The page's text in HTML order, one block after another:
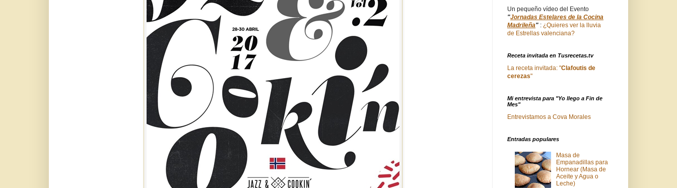
Un pequeño vídeo del Evento
"Jornadas Estelares de la Cocina
Madrileña" : ¿Quieres ver la lluvia
de Estrellas valenciana?
Receta invitada en Tusrecetas.tv
La receta invitada: "Clafoutis de
cerezas"
Mi entrevista para "Yo llego a Fin de
Mes"
Entrevistamos a Cova Morales
Entradas populares
Masa de
Empanadillas para
Hornear (Masa de
Aceite y Agua o
Leche)